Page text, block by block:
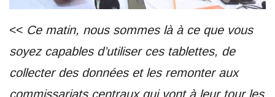
<< Ce matin, nous sommes là à ce que vous
soyez capables d’utiliser ces tablettes, de
collecter des données et les remonter aux
commissariats centraux qui vont à leur tour les